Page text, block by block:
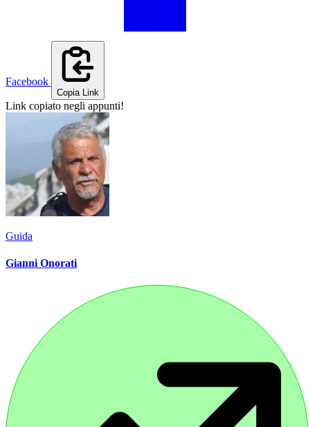
Facebook
Copia Link
Link copiato negli appunti!
Guida
Gianni Onorati